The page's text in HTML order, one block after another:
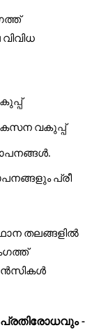
വിവിധ
വകുപ്പ്
.
പ്രീ
തലങ്ങളിൽ
പ്രതിരോധവും-